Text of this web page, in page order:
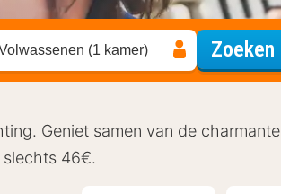
(1 kamer) Zoeken
Geniet samen van de charmante
slechts 46€.